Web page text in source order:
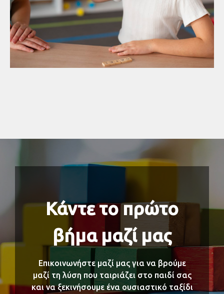
Κάντε το πρώτο
βήμα μαζί μας
Επικοινωνήστε μαζί μας για να βρούμε
μαζί τη λύση που ταιριάζει στο παιδί σας
και να ξεκινήσουμε ένα ουσιαστικό ταξίδι